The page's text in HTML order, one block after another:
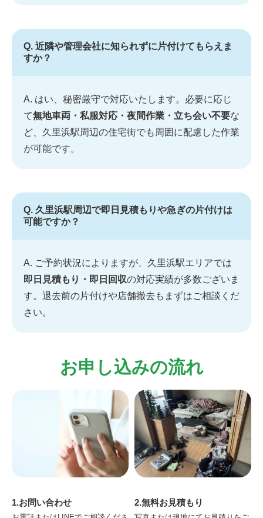
Q. 近隣や管理会社に知られずに片付けてもらえま
すか？
A. はい、秘密厳守で対応いたします。必要に応じ
て無地車両・私服対応・夜間作業・立ち会い不要な
ど、久里浜駅周辺の住宅街でも周囲に配慮した作業
が可能です。
Q. 久里浜駅周辺で即日見積もりや急ぎの片付けは
可能ですか？
A. ご予約状況によりますが、久里浜駅エリアでは
即日見積もり・即日回収の対応実績が多数ございま
す。退去前の片付けや店舗撤去もまずはご相談くだ
さい。
お申し込みの流れ
1.お問い合わせ 2.無料お見積もり